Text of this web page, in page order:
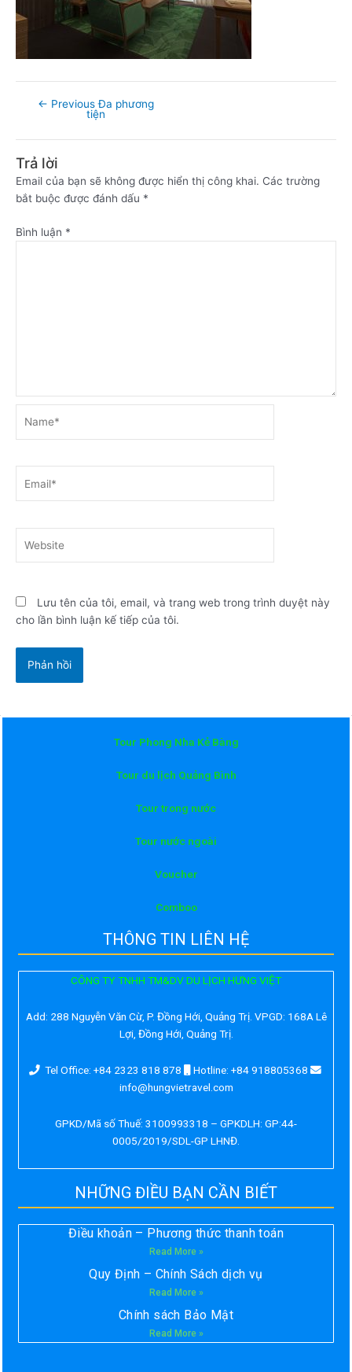
← Previous Đa phương
tiện
Trả lời
Email của bạn sẽ không được hiển thị công khai. Các trường
bắt buộc được đánh dấu *
Bình luận *
Lưu tên của tôi, email, và trang web trong trình duyệt này
cho lần bình luận kế tiếp của tôi.
Tour Phong Nha Kẻ Bàng
Tour du lịch Quảng Bình
Tour trong nước
Tour nước ngoài
Voucher
Comboo
THÔNG TIN LIÊN HỆ
CÔNG TY TNHH TM&DV DU LỊCH HƯNG VIỆT
Add: 288 Nguyễn Văn Cừ, P. Đồng Hới, Quảng Trị. VPGD: 168A Lê
Lợi, Đồng Hới, Quảng Trị.
Tel Office: +84 2323 818 878
Hotline: +84 918805368
info@hungvietravel.com
GPKD/Mã số Thuế: 3100993318 – GPKDLH: GP:44-
0005/2019/SDL-GP LHNĐ.
NHỮNG ĐIỀU BẠN CẦN BIẾT
Điều khoản – Phương thức thanh toán
Read More »
Quy Định – Chính Sách dịch vụ
Read More »
Chính sách Bảo Mật
Read More »